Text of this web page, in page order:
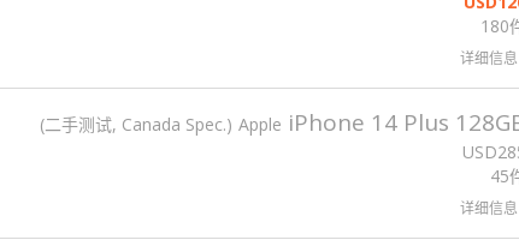
180
详细信息
二手测试, Canada Spec. Apple iPhone 14 Plus
USD
45
详细信息